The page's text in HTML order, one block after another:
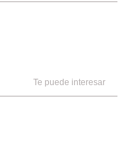
Te puede interesar